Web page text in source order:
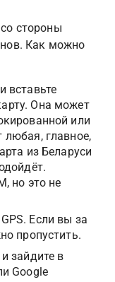
стороны
Как можно
вставьте
Она может
или
любая, главное,
из Беларуси
но это не
Если вы за
пропустить.
зайдите в
Google